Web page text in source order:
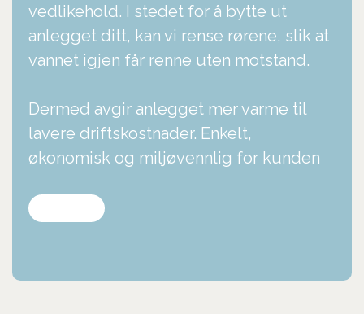
vedlikehold. I stedet for å bytte ut
anlegget ditt, kan vi rense rørene, slik at
vannet igjen får renne uten motstand.
Dermed avgir anlegget mer varme til
lavere driftskostnader. Enkelt,
økonomisk og miljøvennlig for kunden